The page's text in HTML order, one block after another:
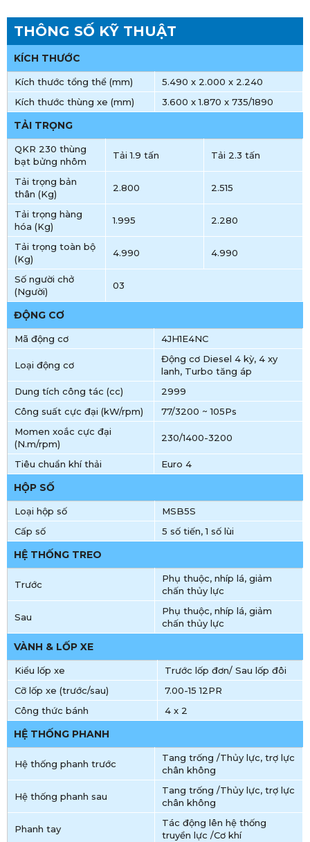
THÔNG SỐ KỸ THUẬT
KÍCH THƯỚC
Kích thước tổng thể (mm)
5.490 x 2.000 x 2.240
Kích thước thùng xe (mm)
3.600 x 1.870 x 735/1890
TẢI TRỌNG
QKR 230 thùng
bạt bửng nhôm
Tải 1.9 tấn Tải 2.3 tấn
Tải trọng bản
thân (Kg)
2.800 2.515
Tải trọng hàng
hóa (Kg)
1.995 2.280
Tải trọng toàn bộ
(Kg)
4.990 4.990
Số người chở
(Người)
03
ĐỘNG CƠ
Mã động cơ 4JH1E4NC
Loại động cơ
Động cơ Diesel 4 kỳ, 4 xy
lanh, Turbo tăng áp
Dung tích công tác (cc)
2999
Công suất cực đại (kW/rpm)
77/3200 ~ 105Ps
Momen xoắc cực đại
(N.m/rpm)
230/1400-3200
Tiêu chuẩn khí thải Euro 4
HỘP SỐ
Loại hộp số
MSB5S
Cấp số
5 số tiến, 1 số lùi
HỆ THỐNG TREO
Trước
Phụ thuộc, nhíp lá, giảm
chấn thủy lực
Sau
Phụ thuộc, nhíp lá, giảm
chấn thủy lực
VÀNH & LỐP XE
Kiểu lốp xe
Trước lốp đơn/ Sau lốp đôi
Cỡ lốp xe (trước/sau)
7.00-15 12PR
Công thức bánh
4 x 2
HỆ THỐNG PHANH
Hệ thống phanh trước
Tang trống /Thủy lực, trợ lực
chân không
Hệ thống phanh sau
Tang trống /Thủy lực, trợ lực
chân không
Phanh tay
Tác động lên hệ thống
truyền lực /Cơ khí